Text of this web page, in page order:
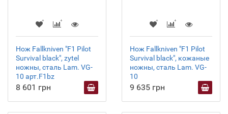
Нож Fallkniven "F1 Pilot
Survival black", zytel
ножны, сталь Lam. VG-
10 арт.F1bz
8 601 грн
Нож Fallkniven "F1 Pilot
Survival black", кожаные
ножны, сталь Lam. VG-
10
9 635 грн